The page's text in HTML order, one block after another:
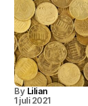
By Lilian
1 juli 2021